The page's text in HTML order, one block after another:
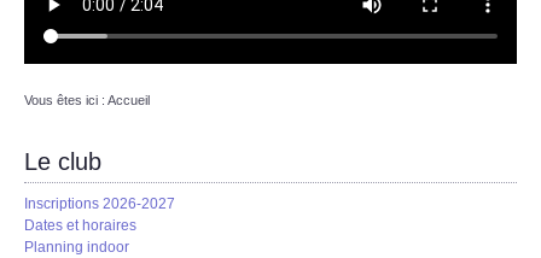
Vous êtes ici : Accueil
Le club
Inscriptions 2026-2027
Dates et horaires
Planning indoor